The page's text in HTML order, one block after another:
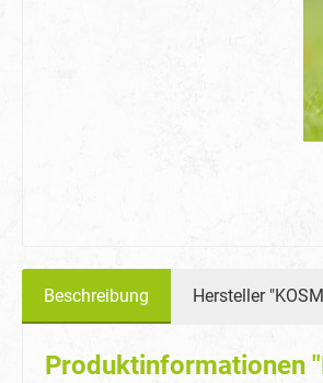
Beschreibung Hersteller
Produktinformationen